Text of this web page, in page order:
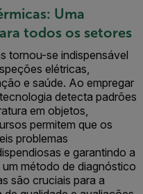
Uma
todos os setores
tornou-se indispensável
elétricas,
e saúde. Ao empregar
detecta padrões
em objetos,
permitem que os
problemas
e garantindo a
método de diagnóstico
são cruciais para a